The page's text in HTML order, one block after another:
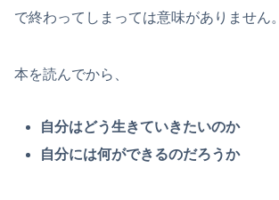
で終わってしまっては意味がありません。
本を読んでから、
自分はどう生きていきたいのか
自分には何ができるのだろうか